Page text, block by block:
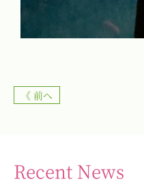
《 前へ
Recent News